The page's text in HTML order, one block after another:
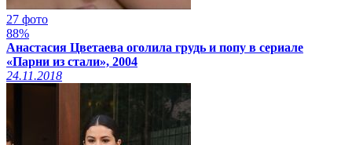
27 фото
88%
Анастасия Цветаева оголила грудь и попу в сериале
«Парни из стали», 2004
24.11.2018